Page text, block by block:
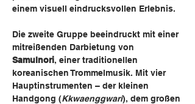
einem visuell eindrucksvollen Erlebnis.
Die zweite Gruppe beeindruckt mit einer
mitreißenden Darbietung von
Samulnori, einer traditionellen
koreanischen Trommelmusik. Mit vier
Hauptinstrumenten – der kleinen
Handgong (Kkwaenggwari), dem großen